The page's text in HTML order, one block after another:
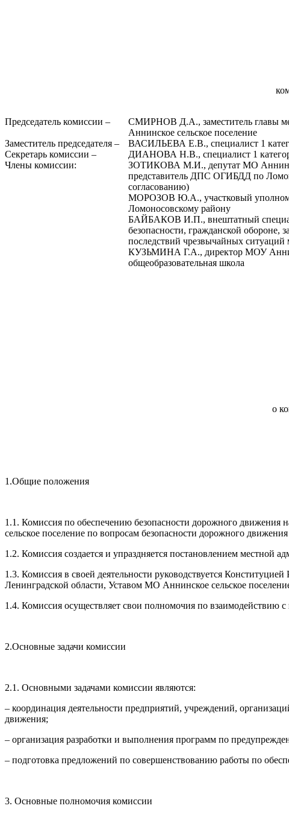
Председатель комиссии –
СМИРНОВ Д.А., заместитель главы
Аннинское сельское поселение
Заместитель председателя –
ВАСИЛЬЕВА Е.В., специалист 1
Секретарь комиссии –
ДИАНОВА Н.В., специалист 1
Члены комиссии:
ЗОТИКОВА М.И., депутат МО
представитель ДПС ОГИБДД по
согласованию)
МОРОЗОВ Ю.А., участковый
Ломоносовскому району
БАЙБАКОВ И.П., внештатный
безопасности, гражданской обороне,
последствий чрезвычайных
КУЗЬМИНА Г.А., директор МОУ
общеобразовательная школа
о
1.Общие положения
1.1. Комиссия по обеспечению безопасности дорожного
сельское поселение по вопросам безопасности дорожного
1.2. Комиссия создается и упраздняется постановлением местной
1.3. Комиссия в своей деятельности руководствуется
Ленинградской области, Уставом МО Аннинское сельское
1.4. Комиссия осуществляет свои полномочия по
2.Основные задачи комиссии
2.1. Основными задачами комиссии являются:
– координация деятельности предприятий, учреждений,
движения;
– организация разработки и выполнения программ по
– подготовка предложений по совершенствованию работы по
3. Основные полномочия комиссии